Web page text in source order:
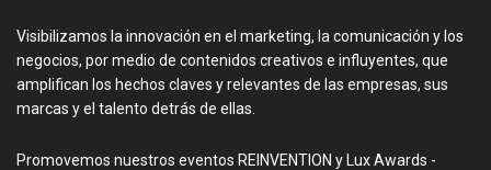
Visibilizamos la innovación en el marketing, la comunicación y los
negocios, por medio de contenidos creativos e influyentes, que
amplifican los hechos claves y relevantes de las empresas, sus
marcas y el talento detrás de ellas.
Promovemos nuestros eventos REINVENTION y Lux Awards -